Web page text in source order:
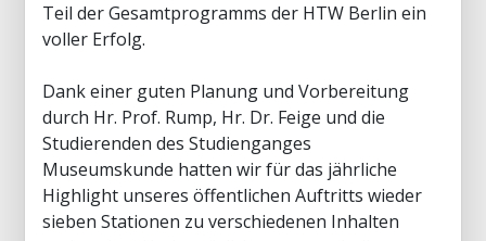
Teil der Gesamtprogramms der HTW Berlin ein
voller Erfolg.
Dank einer guten Planung und Vorbereitung
durch Hr. Prof. Rump, Hr. Dr. Feige und die
Studierenden des Studienganges
Museumskunde hatten wir für das jährliche
Highlight unseres öffentlichen Auftritts wieder
sieben Stationen zu verschiedenen Inhalten